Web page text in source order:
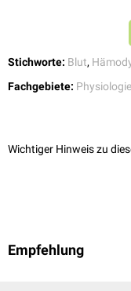
Stichworte: Blut,
Fachgebiete: Physiologie
Wichtiger Hinweis zu
Empfehlung